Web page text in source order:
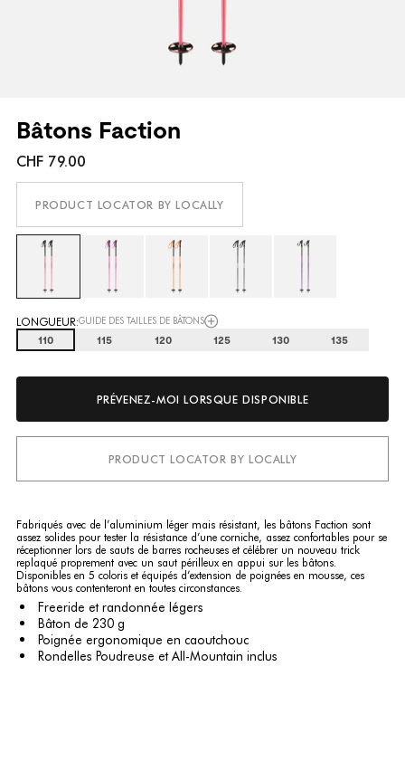
Bâtons Faction
CHF 79.00
PRODUCT LOCATOR BY LOCALLY
LONGUEUR:GUIDE DES TAILLES DE BÂTONS
110 115 120 125 130 135
PRÉVENEZ-MOI LORSQUE DISPONIBLE
PRODUCT LOCATOR BY LOCALLY
Fabriqués avec de l’aluminium léger mais résistant, les bâtons Faction sont
assez solides pour tester la résistance d’une corniche, assez confortables pour se
réceptionner lors de sauts de barres rocheuses et célébrer un nouveau trick
replaqué proprement avec un saut périlleux en appui sur les bâtons.
Disponibles en 5 coloris et équipés d’extension de poignées en mousse, ces
bâtons vous contenteront en toutes circonstances.
Freeride et randonnée légers
Bâton de 230 g
Poignée ergonomique en caoutchouc
Rondelles Poudreuse et All-Mountain inclus